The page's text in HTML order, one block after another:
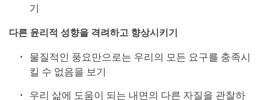
기
다른 윤리적 성향을 격려하고 향상시키기
물질적인 풍요만으로는 우리의 모든 요구를 충족시
킬 수 없음을 보기
우리 삶에 도움이 되는 내면의 다른 자질을 관찰하